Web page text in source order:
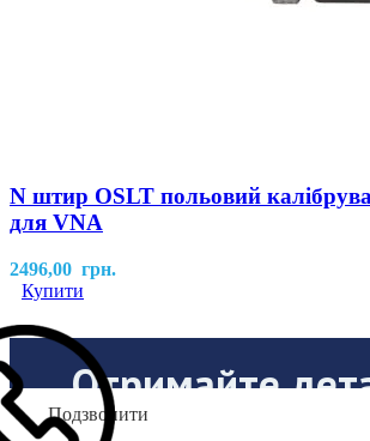
N штир OSLT польовий
для VNA
2496,00 грн.
Купити
Отримайте
Подзвонити